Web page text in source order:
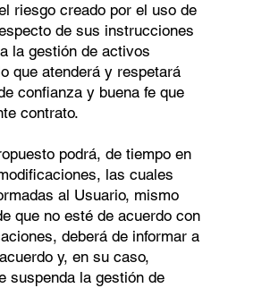
riesgo creado por el uso de
de sus instrucciones
la gestión de activos
que atenderá y respetará
confianza y buena fe que
contrato.
podrá, de tiempo en
las cuales
al Usuario, mismo
que no esté de acuerdo con
deberá de informar a
y, en su caso,
suspenda la gestión de